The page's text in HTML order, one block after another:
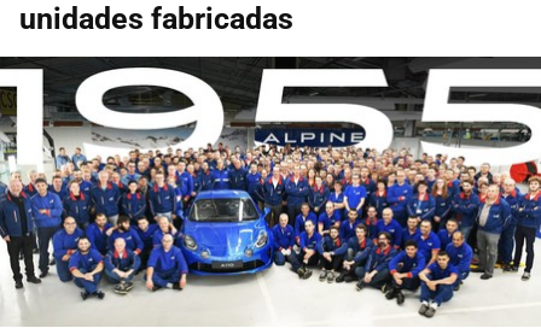
unidades fabricadas